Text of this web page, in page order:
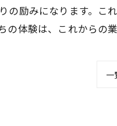
の励みになります。
体験は、これからの
一